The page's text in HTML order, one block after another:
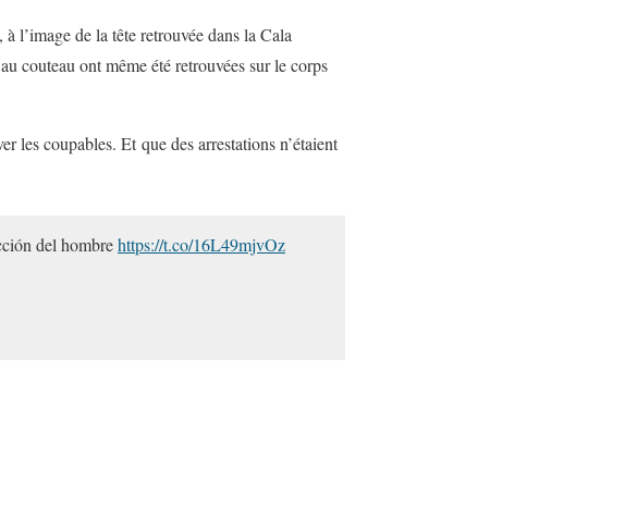
l’image de la tête retrouvée dans la Cala
couteau ont même été retrouvées sur le corps
les coupables. Et que des arrestations n’étaient
del hombrehttps://t.co/16L49mjvOz